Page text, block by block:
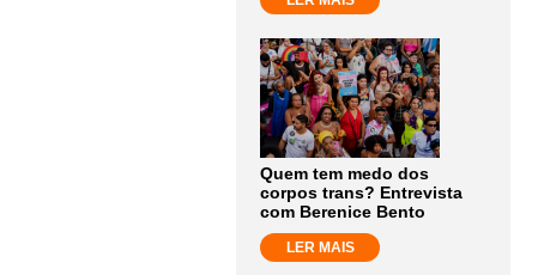
Quem tem medo dos
corpos trans? Entrevista
com Berenice Bento
LER MAIS